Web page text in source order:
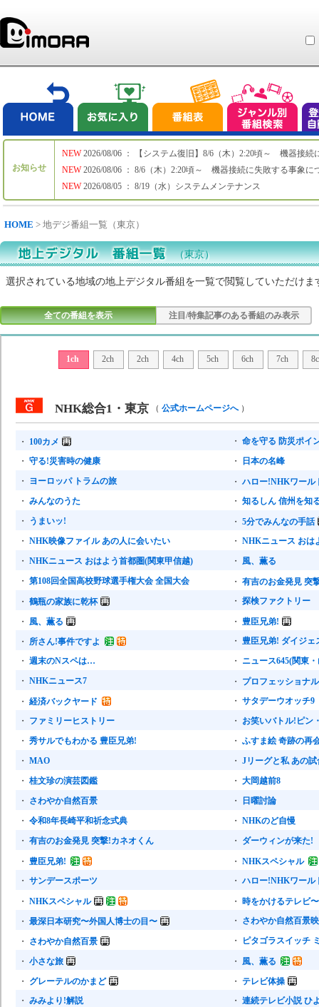
お知らせ
NEW
NEW
NEW
2026/08/06 ： 【システム復旧】8/6（木）2:20頃～ 機器接続
2026/08/06 ： 8/6（木）2:20頃～ 機器接続に失敗する事象に
2026/08/05 ： 8/19（水）システムメンテナンス
HOME > 地デジ番組一覧（東京）
（東京）
選択されている地域の地上デジタル番組を一覧で閲覧していただけま
全ての番組を表示 注目/特集記事のある番組のみ表示
1ch 2ch 2ch 4ch 5ch 6ch 7ch
NHK総合1・東京 （ 公式ホームページへ ）
・ 100カメ ・ 命を守る 防災ポイ
・ 守る!災害時の健康 ・
日本の名峰
・
ヨーロッパ トラムの旅 ・ ハロー!NHKワール
・ みんなのうた ・ 知るしん 信州を知
・
うまいッ! ・ 5分でみんなの手話
・ NHK映像ファイル あの人に会いたい ・ NHKニュース おは
・ NHKニュース おはよう首都圏(関東甲信越) ・
風、薫る
・ 第108回全国高校野球選手権大会 全国大会 ・ 有吉のお金発見 突
・ 鶴瓶の家族に乾杯 ・ 探検ファクトリー
・ 風、薫る ・ 豊臣兄弟!
・
所さん!事件ですよ ・ 豊臣兄弟! ダイジェ
・ 週末のNスペは… ・
ニュース645(関東
・ NHKニュース7 ・
プロフェッショナ
・ 経済バックヤード ・ サタデーウオッチ9
・
ファミリーヒストリー ・
お笑いバトル!ピン
・ 秀サルでもわかる 豊臣兄弟! ・ ふすま絵 奇跡の再
・ MAO ・ Jリーグと私 あの
・ 桂文珍の演芸図鑑 ・ 大岡越前8
・
さわやか自然百景 ・
日曜討論
・ 令和8年長崎平和祈念式典 ・ NHKのど自慢
・ 有吉のお金発見 突撃!カネオくん ・ ダーウィンが来た!
・ 豊臣兄弟! ・ NHKスペシャル
・ サンデースポーツ ・ ハロー!NHKワール
・ NHKスペシャル ・ 時をかけるテレビ
・ 最深日本研究〜外国人博士の目〜 ・ さわやか自然百景
・ さわやか自然百景 ・ ピタゴラスイッチ
・ 小さな旅 ・
風、薫る
・
グレーテルのかまど ・ テレビ体操
・ みみより!解説 ・ 連続テレビ小説 ひ